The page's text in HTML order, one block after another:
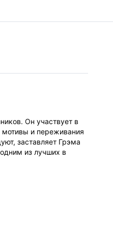
Он участвует в
мотивы и переживания
заставляет Грэма
из лучших в